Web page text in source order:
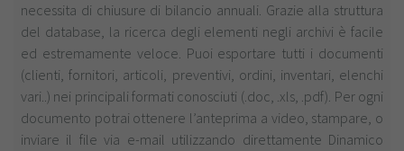
necessita di chiusure di bilancio annuali. Grazie alla struttura
del database, la ricerca degli elementi negli archivi è facile
ed estremamente veloce. Puoi esportare tutti i documenti
(clienti, fornitori, articoli, preventivi, ordini, inventari, elenchi
vari..) nei principali formati conosciuti (.doc, .xls, .pdf). Per ogni
documento potrai ottenere l’anteprima a video, stampare, o
inviare il file via e-mail utilizzando direttamente Dinamico